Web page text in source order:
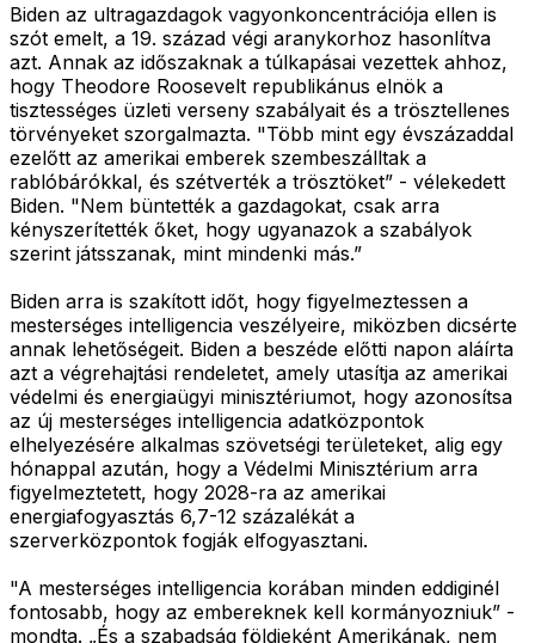
Biden az ultragazdagok vagyonkoncentrációja ellen is
szót emelt, a 19. század végi aranykorhoz hasonlítva
azt. Annak az időszaknak a túlkapásai vezettek ahhoz,
hogy Theodore Roosevelt republikánus elnök a
tisztességes üzleti verseny szabályait és a trösztellenes
törvényeket szorgalmazta. "Több mint egy évszázaddal
ezelőtt az amerikai emberek szembeszálltak a
rablóbárókkal, és szétverték a trösztöket” - vélekedett
Biden. "Nem büntették a gazdagokat, csak arra
kényszerítették őket, hogy ugyanazok a szabályok
szerint játsszanak, mint mindenki más.”
Biden arra is szakított időt, hogy figyelmeztessen a
mesterséges intelligencia veszélyeire, miközben dicsérte
annak lehetőségeit. Biden a beszéde előtti napon aláírta
azt a végrehajtási rendeletet, amely utasítja az amerikai
védelmi és energiaügyi minisztériumot, hogy azonosítsa
az új mesterséges intelligencia adatközpontok
elhelyezésére alkalmas szövetségi területeket, alig egy
hónappal azután, hogy a Védelmi Minisztérium arra
figyelmeztetett, hogy 2028-ra az amerikai
energiafogyasztás 6,7-12 százalékát a
szerverközpontok fogják elfogyasztani.
"A mesterséges intelligencia korában minden eddiginél
fontosabb, hogy az embereknek kell kormányozniuk” -
mondta. „És a szabadság földjeként Amerikának, nem